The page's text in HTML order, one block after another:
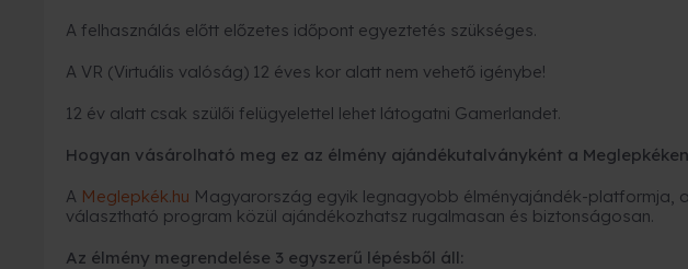
A felhasználás előtt előzetes időpont egyeztetés szükséges.
A VR (Virtuális valóság) 12 éves kor alatt nem vehető igénybe!
12 év alatt csak szülői felügyelettel lehet látogatni Gamerlandet.
Hogyan vásárolható meg ez az élmény ajándékutalványként a
A Meglepkék.hu Magyarország egyik legnagyobb élményajándék-platformja,
választható program közül ajándékozhatsz rugalmasan és biztonságosan.
Az élmény megrendelése 3 egyszerű lépésből áll: